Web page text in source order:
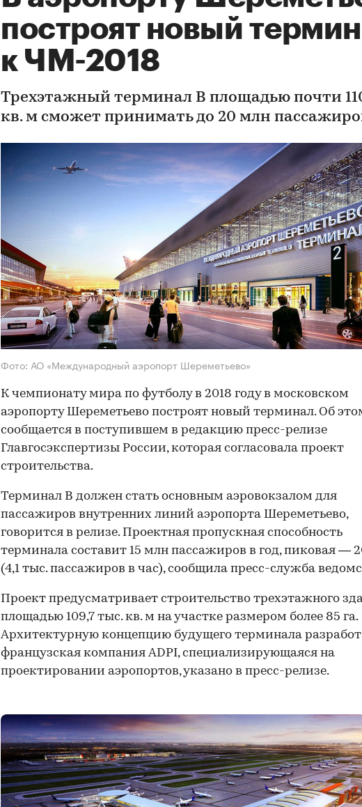
построят новый
к ЧМ-2018
Трехэтажный терминал В площадью почти
кв. м сможет принимать до 20 млн
Фото: АО «Международный аэропорт Шереметьево»
К чемпионату мира по футболу в 2018 году в московском
аэропорту Шереметьево построят новый терминал. Об
сообщается в поступившем в редакцию пресс-релизе
Главгосэкспертизы России, которая согласовала проект
строительства.
Терминал B должен стать основным аэровокзалом для
пассажиров внутренних линий аэропорта Шереметьево,
говорится в релизе. Проектная пропускная способность
терминала составит 15 млн пассажиров в год, пиковая —
(4,1 тыс. пассажиров в час), сообщила пресс-служба
Проект предусматривает строительство трехэтажного
площадью 109,7 тыс. кв. м на участке размером более 85 га.
Архитектурную концепцию будущего терминала
французская компания ADPI, специализирующаяся на
проектировании аэропортов, указано в пресс-релизе.